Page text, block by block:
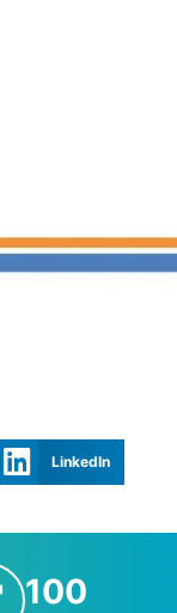
LinkedIn
100